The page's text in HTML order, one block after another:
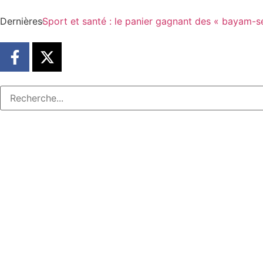
DernièresSport et santé : le panier gagnant des « bayam-